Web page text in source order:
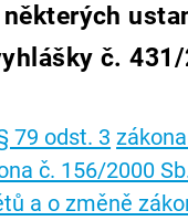
č. 431/
79 odst. 3
č. 156/2000
a o změně